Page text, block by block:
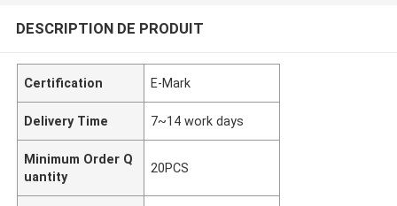
DESCRIPTION DE PRODUIT
Certification E-Mark
Delivery Time 7~14 work days
Minimum Order Q
uantity
20PCS